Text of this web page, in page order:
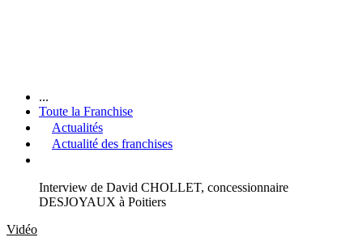
...
Toute la Franchise
Actualités
Actualité des franchises
Interview de David CHOLLET, concessionnaire
DESJOYAUX à Poitiers
Vidéo